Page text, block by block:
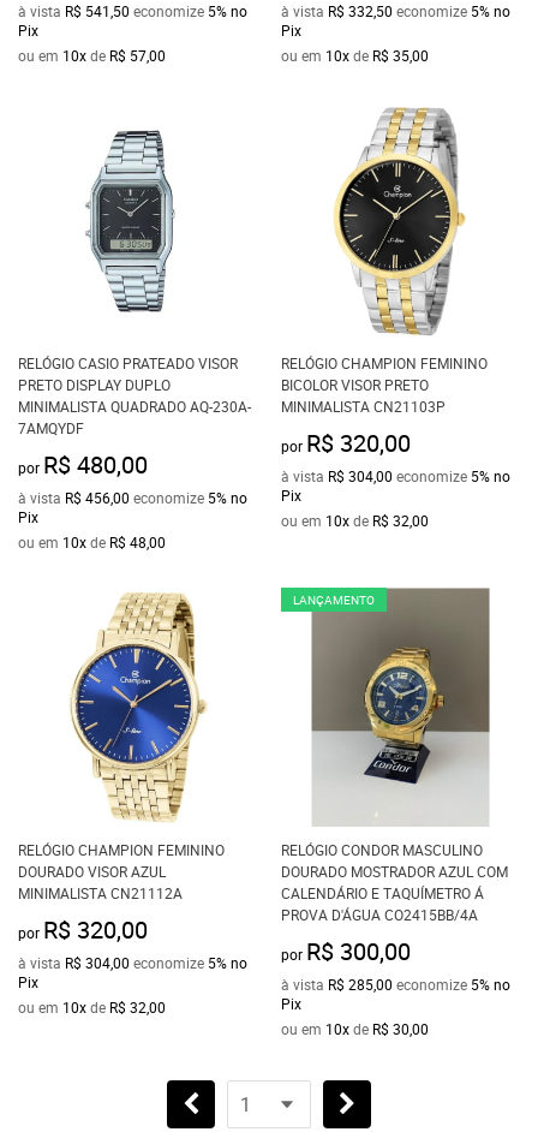
à vista R$ 541,50 economize 5%no
Pix
ou em 10xde R$ 57,00
à vista R$ 332,50 economize 5%no
Pix
ou em 10xde R$ 35,00
RELÓGIO CASIO PRATEADO VISOR
PRETO DISPLAY DUPLO
MINIMALISTA QUADRADO AQ-230A-
7AMQYDF
por R$ 480,00
à vista R$ 456,00 economize 5%no
Pix
ou em 10xde R$ 48,00
RELÓGIO CHAMPION FEMININO
BICOLOR VISOR PRETO
MINIMALISTA CN21103P
por R$ 320,00
à vista R$ 304,00 economize 5%no
Pix
ou em 10xde R$ 32,00
RELÓGIO CHAMPION FEMININO
DOURADO VISOR AZUL
MINIMALISTA CN21112A
por R$ 320,00
à vista R$ 304,00 economize 5%no
Pix
ou em 10xde R$ 32,00
LANÇAMENTO
RELÓGIO CONDOR MASCULINO
DOURADO MOSTRADOR AZUL COM
CALENDÁRIO E TAQUÍMETRO Á
PROVA D'ÁGUA CO2415BB/4A
por R$ 300,00
à vista R$ 285,00 economize 5%no
Pix
ou em 10xde R$ 30,00